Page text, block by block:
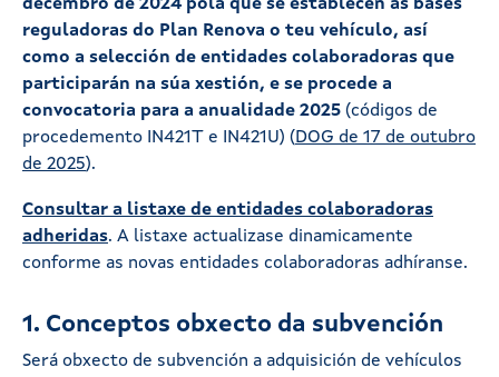
decembro de 2024 pola que se establecen as bases
reguladoras do Plan Renova o teu vehículo, así
como a selección de entidades colaboradoras que
participarán na súa xestión, e se procede a
convocatoria para a anualidade 2025 (códigos de
procedemento IN421T e IN421U) ( DOG de 17 de outubro
de 2025).
Consultar a listaxe de entidades colaboradoras
adheridas. A listaxe actualizase dinamicamente
conforme as novas entidades colaboradoras adhíranse.
1. Conceptos obxecto da subvención
Será obxecto de subvención a adquisición de vehículos